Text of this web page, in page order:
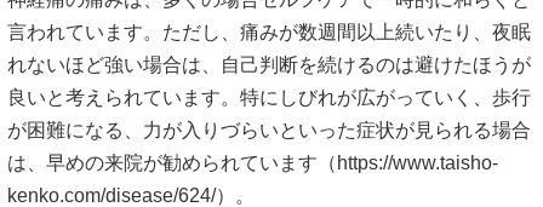
言われています。ただし、痛みが数週間以上続いたり、夜眠
れないほど強い場合は、自己判断を続けるのは避けたほうが
良いと考えられています。特にしびれが広がっていく、歩行
が困難になる、力が入りづらいといった症状が見られる場合
は、早めの来院が勧められています（ https://www.taisho-
kenko.com/disease/624/）。